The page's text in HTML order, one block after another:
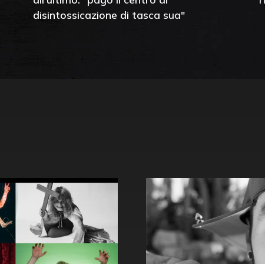
disintossicazione di tasca sua"